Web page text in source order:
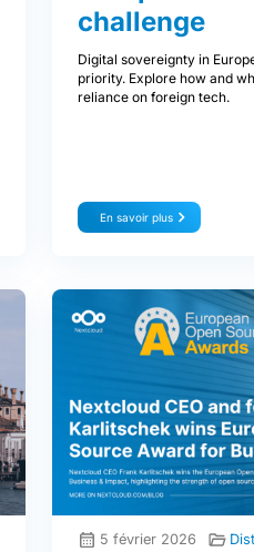
challenge
Digital sovereignty in
priority. Explore how and
reliance on foreign tech.
En savoir plus
5 février 2026